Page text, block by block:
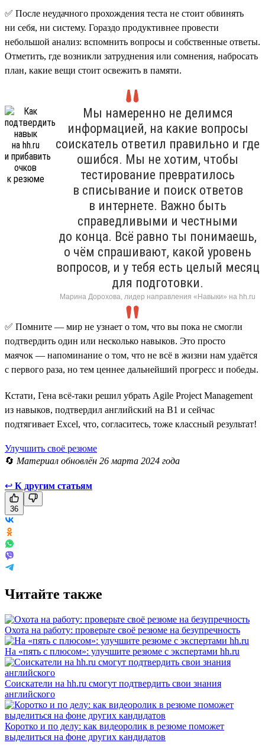
✅ После неудачного прохождения теста не стоит обвинять
ни себя, ни систему. Гораздо продуктивнее провести
небольшой анализ: вспомнить вопросы и собственные ответы.
Отметить, где возникли затруднения или сомнения, набросать
план, какие вещи стоит освежить в памяти.
Мы намеренно не делимся
информацией, на какие вопросы
соискатель ответил правильно и где
ошибся. Мы не хотим, чтобы
тестирование превратилось
в списывание и поиск ответов
в интернете. Важно быть
справедливыми и честными
до конца. Всё равно ты понимаешь,
о чём спрашивают, какой уровень
вопросов, и у тебя есть целый месяц
для подготовки.
Марина Дорохова, лидер направления «Навыки» на hh.ru
✅ Помните — мир не узнает о том, что вы пока не смогли
подтвердить один или несколько навыков. Это просто
маячок — напоминание о том, что не всё в жизни нам удаётся
с первого раза, но тем ценнее дальнейший прогресс и победы.
Кстати, Гена всё-таки решил убрать Agile Project Management
из навыков, подтвердил английский на B1 и сейчас
подтягивает Excel, что, согласитесь, тоже классный результат!
Улучшить своё резюме
🔄 Материал обновлён 26 марта 2024 года
↩ К другим статьям
36
Читайте также
Охота на работу: проверьте своё резюме на безупречность
На «пять с плюсом»: улучшите резюме с экспертами hh.ru
Соискатели на hh.ru смогут подтвердить свои знания
английского
Коротко и по делу: как видеоролик в резюме поможет
выделиться на фоне других кандидатов